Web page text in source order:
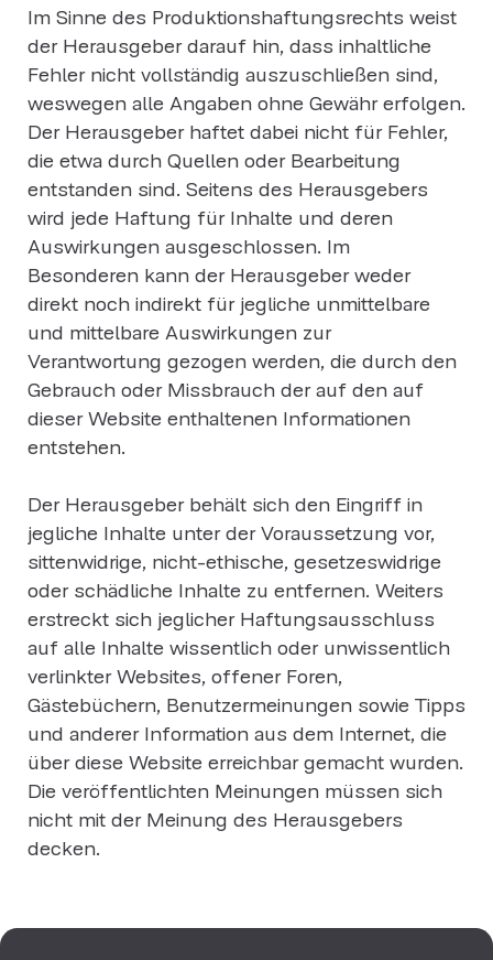
Im Sinne des Produktionshaftungsrechts weist
der Herausgeber darauf hin, dass inhaltliche
Fehler nicht vollständig auszuschließen sind,
weswegen alle Angaben ohne Gewähr erfolgen.
Der Herausgeber haftet dabei nicht für Fehler,
die etwa durch Quellen oder Bearbeitung
entstanden sind. Seitens des Herausgebers
wird jede Haftung für Inhalte und deren
Auswirkungen ausgeschlossen. Im
Besonderen kann der Herausgeber weder
direkt noch indirekt für jegliche unmittelbare
und mittelbare Auswirkungen zur
Verantwortung gezogen werden, die durch den
Gebrauch oder Missbrauch der auf den auf
dieser Website enthaltenen Informationen
entstehen.
Der Herausgeber behält sich den Eingriff in
jegliche Inhalte unter der Voraussetzung vor,
sittenwidrige, nicht-ethische, gesetzeswidrige
oder schädliche Inhalte zu entfernen. Weiters
erstreckt sich jeglicher Haftungsausschluss
auf alle Inhalte wissentlich oder unwissentlich
verlinkter Websites, offener Foren,
Gästebüchern, Benutzermeinungen sowie Tipps
und anderer Information aus dem Internet, die
über diese Website erreichbar gemacht wurden.
Die veröffentlichten Meinungen müssen sich
nicht mit der Meinung des Herausgebers
decken.